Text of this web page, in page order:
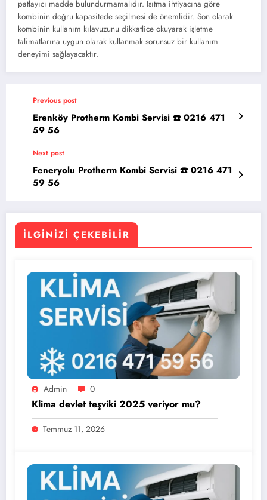
patlayıcı madde bulundurmamalıdır. Isıtma ihtiyacına göre
kombinin doğru kapasitede seçilmesi de önemlidir. Son olarak
kombinin kullanım kılavuzunu dikkatlice okuyarak işletme
talimatlarına uygun olarak kullanmak sorunsuz bir kullanım
deneyimi sağlayacaktır.
Previous post
Erenköy Protherm Kombi Servisi ☎️ 0216 471
59 56
Next post
Feneryolu Protherm Kombi Servisi ☎️ 0216 471
59 56
İLGINIZI ÇEKEBILIR
Admin 0
Klima devlet teşviki 2025 veriyor mu?
Temmuz 11, 2026